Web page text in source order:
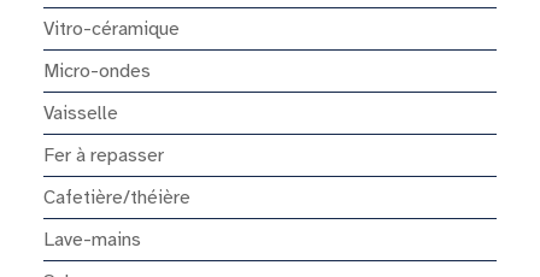
Vitro-céramique
Micro-ondes
Vaisselle
Fer à repasser
Cafetière/théière
Lave-mains